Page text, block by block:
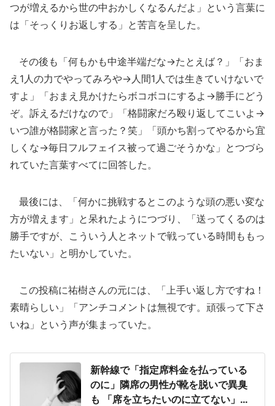
つが増えるから世の中おかしくなるんだよ」という言葉に
は「そっくりお返しする」と苦言を呈した。
その後も「何もかも中途半端だな→たとえば？」「おま
え1人の力でやってみろや→人間1人では生きていけないで
すよ」「おまえ見かけたらボコボコにするよ→勝手にどう
ぞ。訴えるだけなので」「格闘家だろ殴り返してこいよ→
いつ誰が格闘家と言った？笑」「頭かち割ってやるから宜
しくな→毎日フルフェイス被って過ごそうかな」とつづら
れていた言葉すべてに回答した。
最後には、「何かに挑戦するとこのような頭の悪い変な
方が増えます」と呆れたようにつづり、「送ってくるのは
勝手ですが、こういう人とネットで戦っている時間ももっ
たいない」と明かしていた。
この投稿に祐樹さんの元には、「上手い返し方ですね！
素晴らしい」「アンチコメントは無視です。頑張って下さ
いね」という声が集まっていた。
新幹線で「指定席料金を払っている
のに」隣席の男性が靴を脱いで異臭
も 「席を立ちたいのに立てない」息